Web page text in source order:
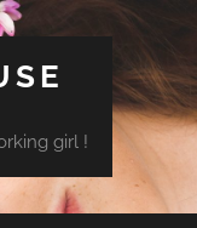
girl !